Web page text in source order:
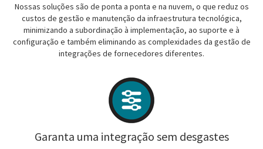
Nossas soluções são de ponta a ponta e na nuvem, o que reduz os
custos de gestão e manutenção da infraestrutura tecnológica,
minimizando a subordinação à implementação, ao suporte e à
configuração e também eliminando as complexidades da gestão de
integrações de fornecedores diferentes.
Garanta uma integração sem desgastes